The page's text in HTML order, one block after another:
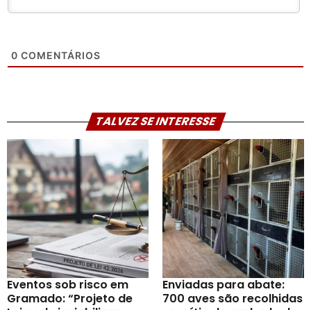
0 COMENTÁRIOS
TALVEZ SE INTERESSE
Eventos sob risco em
Gramado: “Projeto de
Enviadas para abate:
700 aves são recolhidas